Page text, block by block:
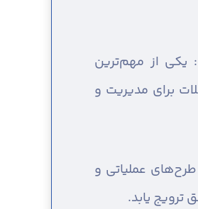
یکی از مهم‌ترین
برای مدیریت و
طرح‌های عملیاتی و
ترویج یابد.